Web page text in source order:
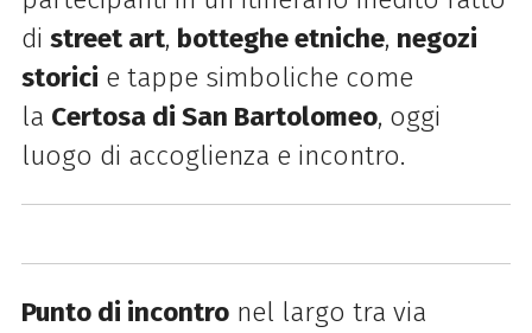
di street art, botteghe etniche, negozi
storici e tappe simboliche come
la Certosa di San Bartolomeo, oggi
luogo di accoglienza e incontro.
Punto di incontronel largo tra via